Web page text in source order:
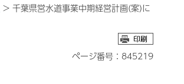
> 千葉県営水道事業中期経営計画(案)に
ページ番号：845219